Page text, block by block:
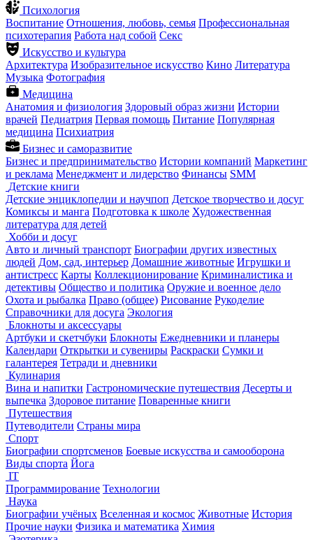
Психология
Воспитание Отношения, любовь, семья Профессиональная
психотерапия Работа над собой Секс
Искусство и культура
Архитектура Изобразительное искусство Кино Литература
Музыка Фотография
Медицина
Анатомия и физиология Здоровый образ жизни Истории
врачей Педиатрия Первая помощь Питание Популярная
медицина Психиатрия
Бизнес и саморазвитие
Бизнес и предпринимательство Истории компаний Маркетинг
и реклама Менеджмент и лидерство Финансы SMM
Детские книги
Детские энциклопедии и научпоп Детское творчество и досуг
Комиксы и манга Подготовка к школе Художественная
литература для детей
Хобби и досуг
Авто и личный транспорт Биографии других известных
людей Дом, сад, интерьер Домашние животные Игрушки и
антистресс Карты Коллекционирование Криминалистика и
детективы Общество и политика Оружие и военное дело
Охота и рыбалка Право (общее) Рисование Рукоделие
Справочники для досуга Экология
Блокноты и аксессуары
Артбуки и скетчбуки Блокноты Ежедневники и планеры
Календари Открытки и сувениры Раскраски Сумки и
галантерея Тетради и дневники
Кулинария
Вина и напитки Гастрономические путешествия Десерты и
выпечка Здоровое питание Поваренные книги
Путешествия
Путеводители Страны мира
Спорт
Биографии спортсменов Боевые искусства и самооборона
Виды спорта Йога
IT
Программирование Технологии
Наука
Биографии учёных Вселенная и космос Животные История
Прочие науки Физика и математика Химия